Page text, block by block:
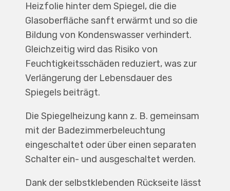
Heizfolie hinter dem Spiegel, die die
Glasoberfläche sanft erwärmt und so die
Bildung von Kondenswasser verhindert.
Gleichzeitig wird das Risiko von
Feuchtigkeitsschäden reduziert, was zur
Verlängerung der Lebensdauer des
Spiegels beiträgt.
Die Spiegelheizung kann z. B. gemeinsam
mit der Badezimmerbeleuchtung
eingeschaltet oder über einen separaten
Schalter ein- und ausgeschaltet werden.
Dank der selbstklebenden Rückseite lässt